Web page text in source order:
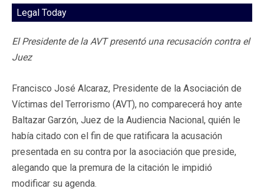
Legal Today
El Presidente de la AVT presentó una recusación contra el
Juez
Francisco José Alcaraz, Presidente de la Asociación de
Víctimas del Terrorismo (AVT), no comparecerá hoy ante
Baltazar Garzón, Juez de la Audiencia Nacional, quién le
había citado con el fin de que ratificara la acusación
presentada en su contra por la asociación que preside,
alegando que la premura de la citación le impidió
modificar su agenda.